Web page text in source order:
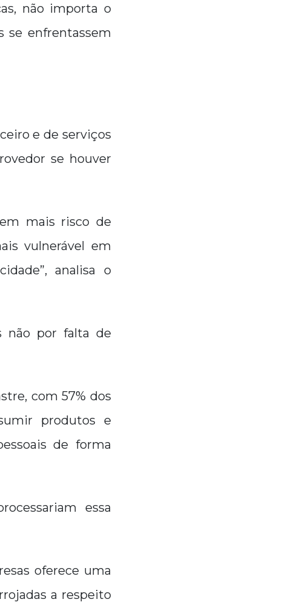
não importa o
se enfrentassem
e de serviços
se houver
mais risco de
vulnerável em
analisa o
não por falta de
com 57% dos
produtos e
de forma
essa
oferece uma
a respeito